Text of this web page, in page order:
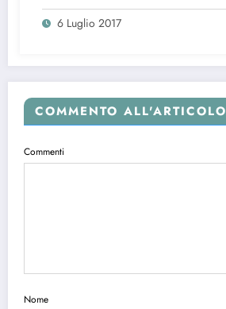
6 Luglio 2017
COMMENTO ALL'ARTICOLO
Commenti
Nome